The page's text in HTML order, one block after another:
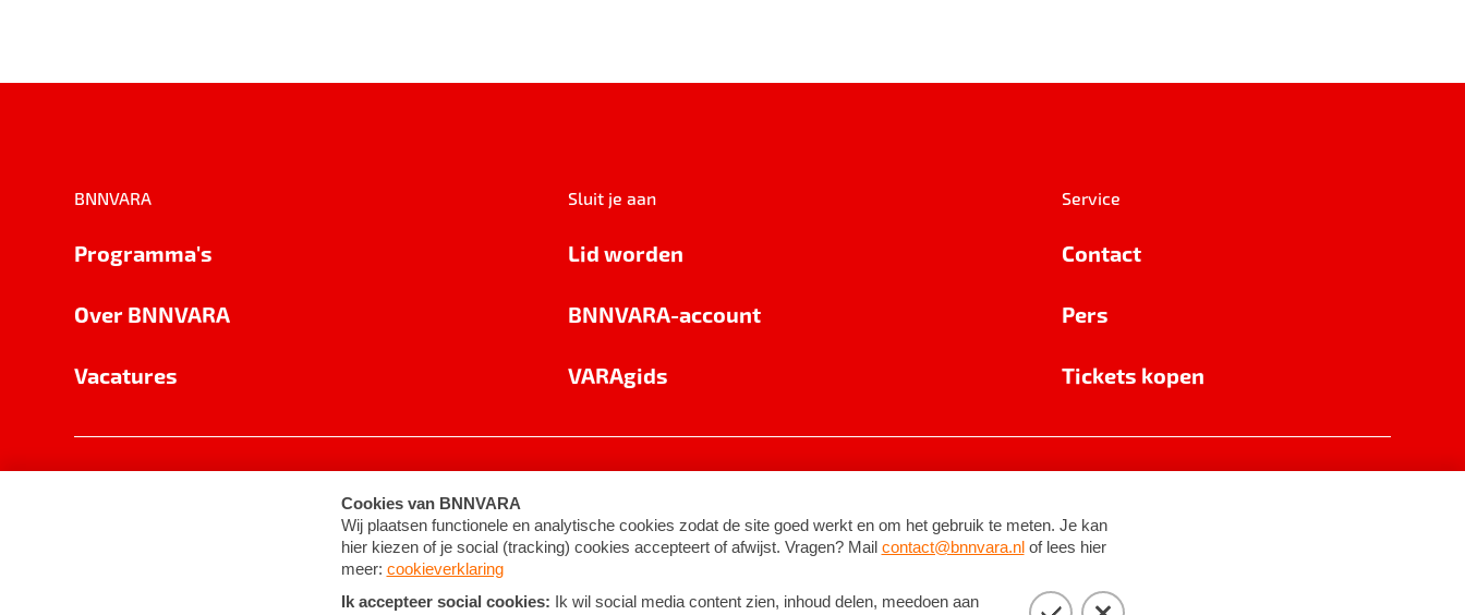
BNNVARA
Programma's
Over BNNVARA
Vacatures
Sluit je aan
Lid worden
BNNVARA-account
VARAgids
Service
Contact
Pers
Tickets kopen
Cookie-instellingen Algemene voorwaarden ©2026BNNVARA